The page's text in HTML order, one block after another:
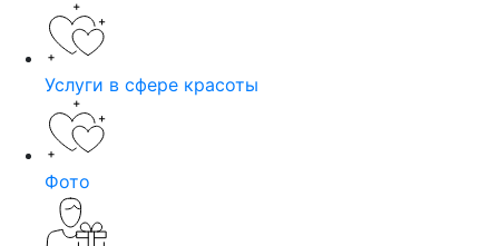
Услуги в сфере красоты
Фото